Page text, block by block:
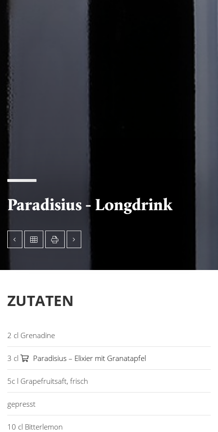
Paradisius - Longdrink
ZUTATEN
2 cl Grenadine
3 cl Paradisius – Elixier mit Granatapfel
5c l Grapefruitsaft, frisch
gepresst
10 cl Bitterlemon